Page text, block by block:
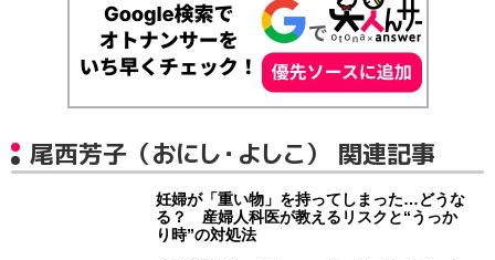
尾西芳子（おにし・よしこ） 関連記事
妊婦が「重い物」を持ってしまった…どうな
る？ 産婦人科医が教えるリスクと“うっか
り時”の対処法